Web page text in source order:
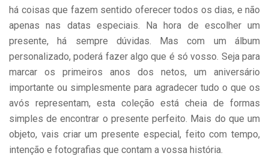
há coisas que fazem sentido oferecer todos os dias, e não
apenas nas datas especiais. Na hora de escolher um
presente, há sempre dúvidas. Mas com um álbum
personalizado, poderá fazer algo que é só vosso. Seja para
marcar os primeiros anos dos netos, um aniversário
importante ou simplesmente para agradecer tudo o que os
avós representam, esta coleção está cheia de formas
simples de encontrar o presente perfeito. Mais do que um
objeto, vais criar um presente especial, feito com tempo,
intenção e fotografias que contam a vossa história.